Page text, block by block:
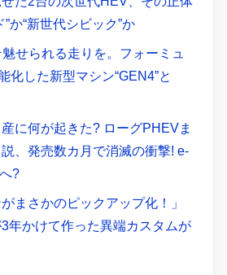
か“新世代シビック”か
せられる走りを。フォーミュ
化した新型マシン“GEN4”と
産に何が起きた? ローグPHEVま
、発売数カ月で消滅の衝撃! e-
?
まさかのピックアップ化！」
年かけて作った異端カスタムが